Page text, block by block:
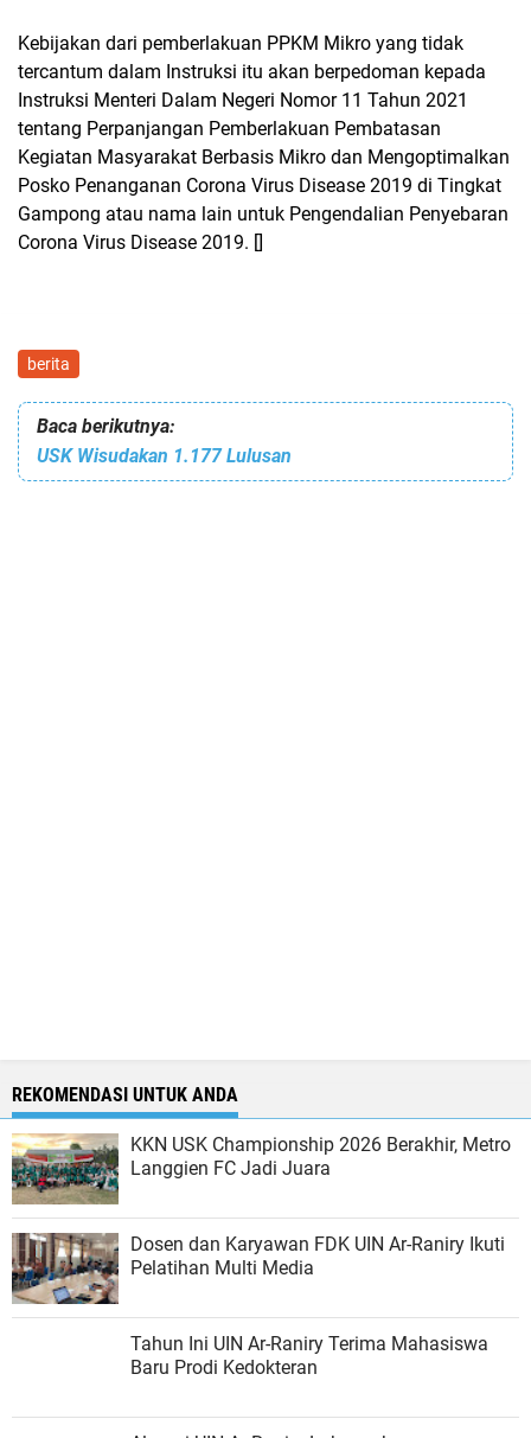
Kebijakan dari pemberlakuan PPKM Mikro yang tidak
tercantum dalam Instruksi itu akan berpedoman kepada
Instruksi Menteri Dalam Negeri Nomor 11 Tahun 2021
tentang Perpanjangan Pemberlakuan Pembatasan
Kegiatan Masyarakat Berbasis Mikro dan Mengoptimalkan
Posko Penanganan Corona Virus Disease 2019 di Tingkat
Gampong atau nama lain untuk Pengendalian Penyebaran
Corona Virus Disease 2019. []
berita
Baca berikutnya:
USK Wisudakan 1.177 Lulusan
REKOMENDASI UNTUK ANDA
KKN USK Championship 2026 Berakhir, Metro
Langgien FC Jadi Juara
Dosen dan Karyawan FDK UIN Ar-Raniry Ikuti
Pelatihan Multi Media
Tahun Ini UIN Ar-Raniry Terima Mahasiswa
Baru Prodi Kedokteran